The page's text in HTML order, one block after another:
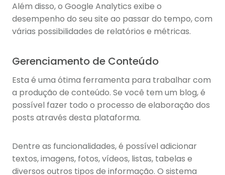
Além disso, o Google Analytics exibe o
desempenho do seu site ao passar do tempo, com
várias possibilidades de relatórios e métricas.
Gerenciamento de Conteúdo
Esta é uma ótima ferramenta para trabalhar com
a produção de conteúdo. Se você tem um blog, é
possível fazer todo o processo de elaboração dos
posts através desta plataforma.
Dentre as funcionalidades, é possível adicionar
textos, imagens, fotos, vídeos, listas, tabelas e
diversos outros tipos de informação. O sistema